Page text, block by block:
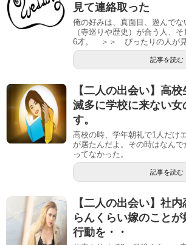
見て連絡取った
俺の好みは、真面目、遊んで
（寺巡りや歴史）が合う人、
6才。 ＞＞ ぴったりの人が
記事を読む
【二人の出会い】高
滅多に学校に来ない
す。
高校の時、学年朝礼で1人だけ
が居たんだよ。その時はなん
ってなかった。
記事を読む
【二人の出会い】社
らんくらい嫁のこと
行動を・・